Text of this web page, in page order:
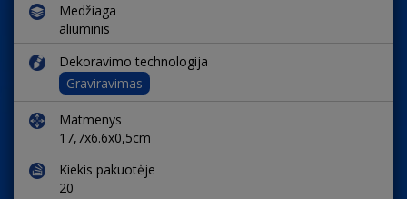
Medžiaga
aliuminis
Dekoravimo technologija
Graviravimas
Matmenys
17,7x6.6x0,5cm
Kiekis pakuotėje
20